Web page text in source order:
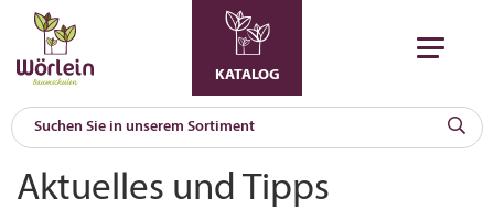
KATALOG
Aktuelles und Tipps